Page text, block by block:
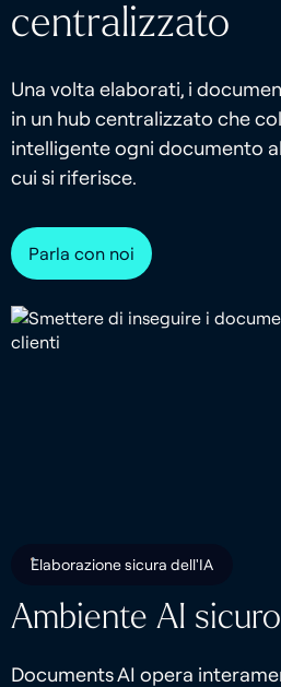
centralizzato
Una volta elaborati, i
in un hub centralizzato che
intelligente ogni documento
cui si riferisce.
Parla con noi
Elaborazione sicura dell'IA
Ambiente AI sicuro
Documents AI opera